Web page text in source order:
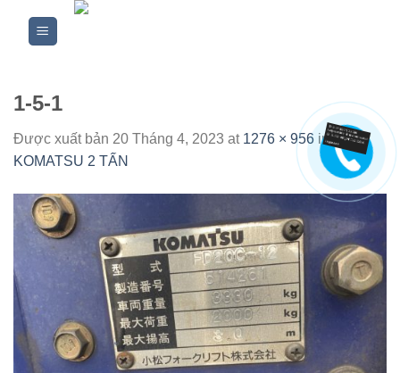
1-5-1
Được xuất bản 20 Tháng 4, 2023 at 1276 × 956 inXE
KOMATSU 2 TẤN